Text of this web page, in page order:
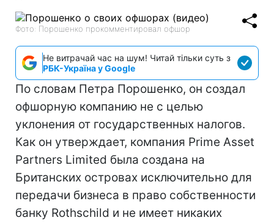
Фото: Порошенко прокомментировал офшор
Не витрачай час на шум! Читай тільки суть з
РБК-Україна у Google
По словам Петра Порошенко, он создал
офшорную компанию не с целью
уклонения от государственных налогов.
Как он утверждает, компания Prime Asset
Partners Limited была создана на
Британских островах исключительно для
передачи бизнеса в право собственности
банку Rothschild и не имеет никаких